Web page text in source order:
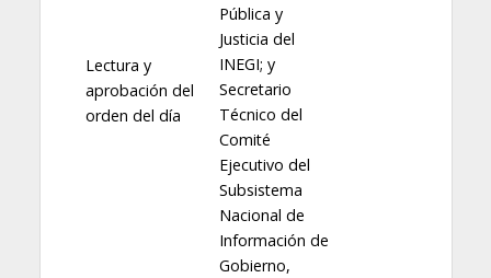
Lectura y
aprobación del
orden del día
Pública y
Justicia del
INEGI; y
Secretario
Técnico del
Comité
Ejecutivo del
Subsistema
Nacional de
Información de
Gobierno,